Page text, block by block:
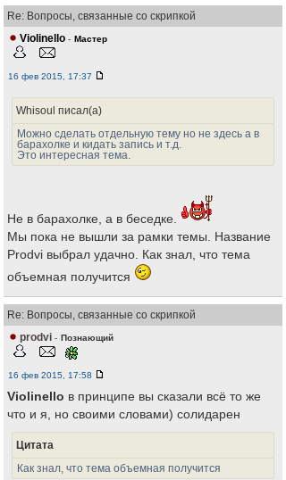
Re: Вопросы, связанные со скрипкой
Violinello - Мастер
16 фев 2015, 17:37
Whisoul писал(а)
Можно сделать отдельную тему но не здесь а в
барахолке и кидать запись и т.д.
Это интересная тема.
Не в барахолке, а в беседке.
Мы пока не вышли за рамки темы. Название
Prodvi выбрал удачно. Как знал, что тема
объемная получится
Re: Вопросы, связанные со скрипкой
prodvi - Познающий
16 фев 2015, 17:58
Violinello в принципе вы сказали всё то же
что и я, но своими словами) солидарен
Цитата
Как знал, что тема объемная получится